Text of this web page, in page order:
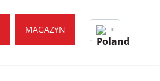
MAGAZYN